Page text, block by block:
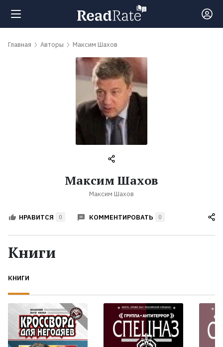
Поиск
обсуждаемые
Авторы
Жанры
Экранизации
Коллекции
Главная Авторы Максим Шахов
Максим Шахов
Максим Шахов
НРАВИТСЯ 0 КОММЕНТИРОВАТЬ 0
Книги
КНИГИ